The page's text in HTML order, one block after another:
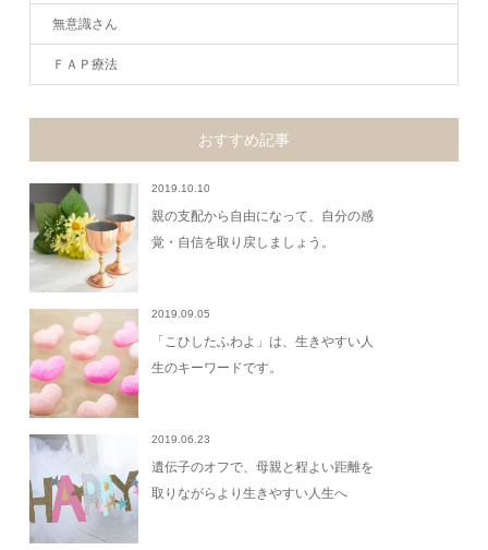
無意識さん
ＦＡＰ療法
おすすめ記事
2019.10.10
親の支配から自由になって、自分の感
覚・自信を取り戻しましょう。
2019.09.05
「こひしたふわよ」は、生きやすい人
生のキーワードです。
2019.06.23
遺伝子のオフで、母親と程よい距離を
取りながらより生きやすい人生へ